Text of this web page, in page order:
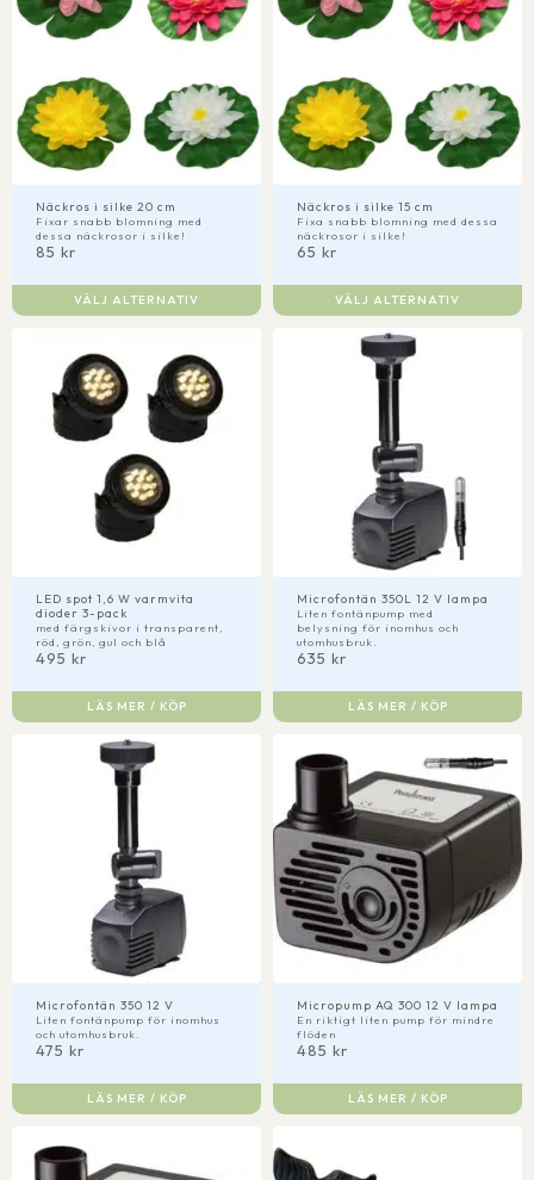
Näckros i silke 20 cm
85 kr
Fixar snabb blomning med
dessa näckrosor i silke!
VÄLJ ALTERNATIV
här
flera
varianter.
alternativen
produktsidan
Näckros i silke 15 cm
65 kr
Fixa snabb blomning med dessa
näckrosor i silke!
VÄLJ ALTERNATIV
här
produkten
alternativen
produktsidan
LED spot 1,6 W varmvita
dioder 3-pack
495 kr
med färgskivor i transparent,
röd, grön, gul och blå
LÄS MER / KÖP
Microfontän 350L 12 V lampa
635 kr
Liten fontänpump med
belysning för inomhus och
utomhusbruk.
LÄS MER / KÖP
Microfontän 350 12 V
475 kr
Liten fontänpump för inomhus
och utomhusbruk.
LÄS MER / KÖP
Micropump AQ 300 12 V lampa
485 kr
En riktigt liten pump för mindre
flöden
LÄS MER / KÖP